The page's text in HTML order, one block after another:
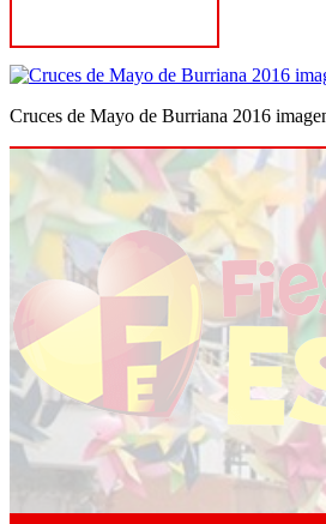
Cruces de Mayo de Burriana 2016